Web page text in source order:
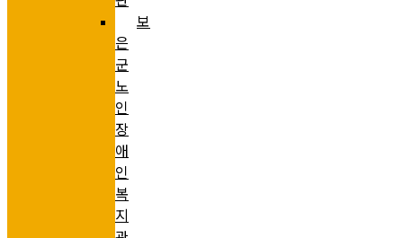
보
은
군
노
인
장
애
인
복
지